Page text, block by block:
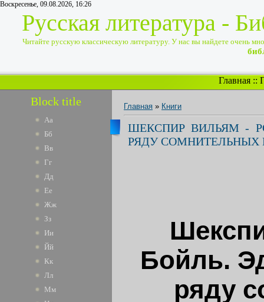
Воскресенье, 09.08.2026, 16:26
Русская литература -
Читайте русскую классическую литературу. У нас вы найдете очень
Главная ::
Block title
Аа
Бб
Вв
Гг
Дд
Ее
Жж
Зз
Ии
Йй
Кк
Лл
Мм
Главная » Книги
ШЕКСПИР ВИЛЬЯМ -
РЯДУ СОМНИТЕЛЬНЫХ
Бойль.
ряду